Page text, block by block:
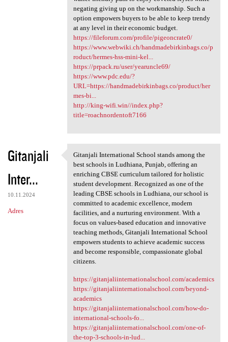
negating giving up on the workmanship. Such a
option empowers buyers to be able to keep trendy
at any level in their economic budget.
https://fileforum.com/profile/pigeoncrate0/
https://www.webwiki.ch/handmadebirkinbags.co/p
roduct/hermes-hss-mini-kel...
https://prpack.ru/user/yearuncle69/
https://www.pdc.edu/?
URL=https://handmadebirkinbags.co/product/her
mes-bi...
http://king-wifi.win//index.php?
title=roachnordentoft7166
Gitanjali
Inter...
10.11.2024
Adres
Gitanjali International
Gitanjali International School stands among the
best schools in Ludhiana, Punjab, offering an
enriching CBSE curriculum tailored for holistic
student development. Recognized as one of the
leading CBSE schools in Ludhiana, our school is
committed to academic excellence, modern
facilities, and a nurturing environment. With a
focus on values-based education and innovative
teaching methods, Gitanjali International School
empowers students to achieve academic success
and become responsible, compassionate global
citizens.
https://gitanjaliinternationalschool.com/academics
https://gitanjaliinternationalschool.com/beyond-
academics
https://gitanjaliinternationalschool.com/how-do-
international-schools-fo...
https://gitanjaliinternationalschool.com/one-of-
the-top-3-schools-in-lud...